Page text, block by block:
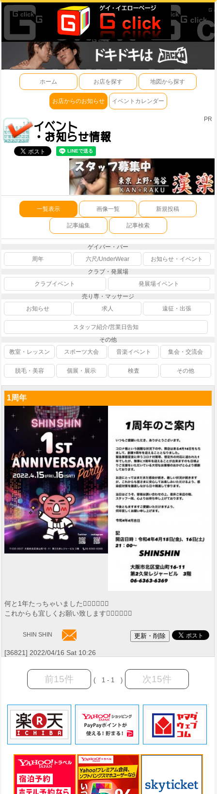
ホーム お店を探す 地図から探す
お店からのお知らせ イベントカレンダー
PR
一覧表示 画像一覧 新規投稿
記事編集 記事検索
ゲイバー・バー
周年
六尺/UnderWear
お知らせ・イベント
クラブ・発展場
クラブイベント
発展場イベント
売り専・マッサージ
お知らせ
求人 遠征・出張
スタッフ紹介/営業日告知
その他
教室・レッスン
スポーツ大会 音楽イベント 集会・交流会
脱毛・美容 個展・展示 検査 その他
1周年
何と1年たっちゃいました🙇‍♂️🙇‍♂️🙇‍♂️
これからも宜しくお願い致します🙇‍♂️🙇‍♂️🙇‍♂️
SHIN SHIN
[36821] 2022/04/16 Sat 10:26
前15件 ( 1 - 1 ) 次15件